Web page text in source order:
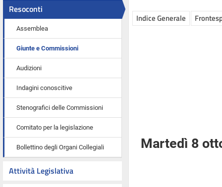
Resoconti
Assemblea
Giunte e Commissioni
Audizioni
Indagini conoscitive
Stenografici delle Commissioni
Comitato per la legislazione
Bollettino degli Organi Collegiali
Attività Legislativa
Indice Generale
Martedì 8